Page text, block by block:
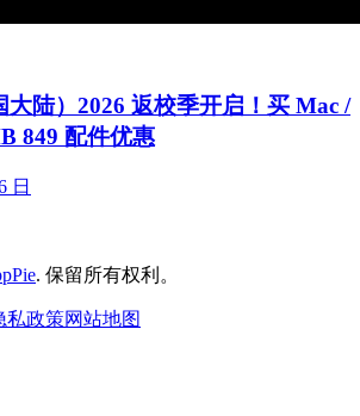
大陆）2026 返校季开启！买 Mac /
849 配件优惠
日
. 保留所有权利。
私政策网站地图